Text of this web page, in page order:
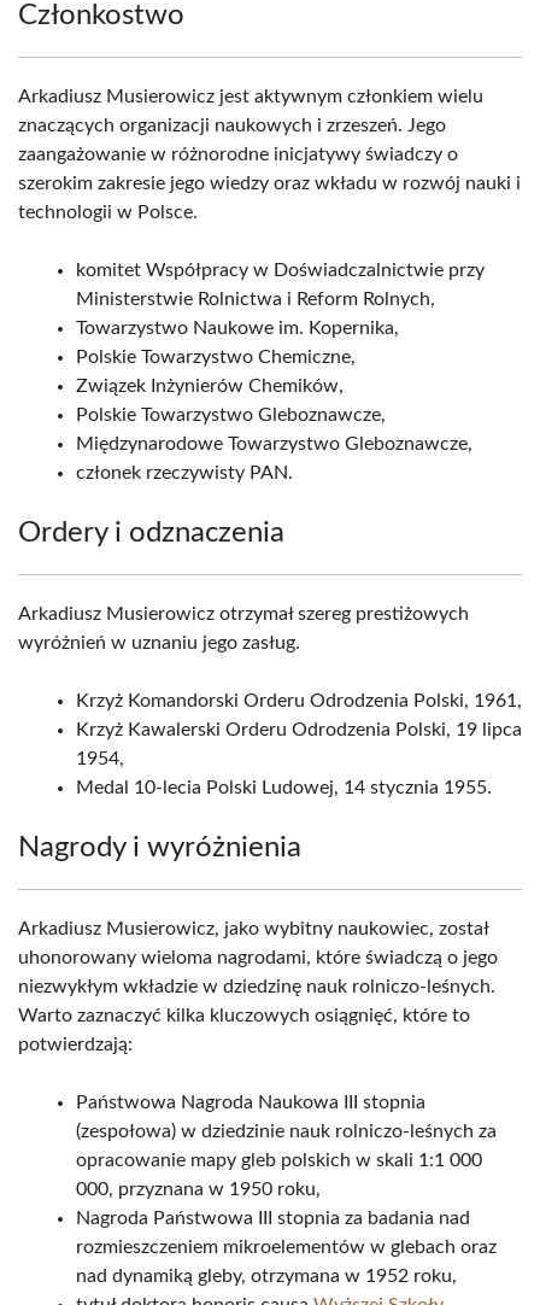
Członkostwo
Arkadiusz Musierowicz jest aktywnym członkiem wielu
znaczących organizacji naukowych i zrzeszeń. Jego
zaangażowanie w różnorodne inicjatywy świadczy o
szerokim zakresie jego wiedzy oraz wkładu w rozwój nauki i
technologii w Polsce.
komitet Współpracy w Doświadczalnictwie przy
Ministerstwie Rolnictwa i Reform Rolnych,
Towarzystwo Naukowe im. Kopernika,
Polskie Towarzystwo Chemiczne,
Związek Inżynierów Chemików,
Polskie Towarzystwo Gleboznawcze,
Międzynarodowe Towarzystwo Gleboznawcze,
członek rzeczywisty PAN.
Ordery i odznaczenia
Arkadiusz Musierowicz otrzymał szereg prestiżowych
wyróżnień w uznaniu jego zasług.
Krzyż Komandorski Orderu Odrodzenia Polski, 1961,
Krzyż Kawalerski Orderu Odrodzenia Polski, 19 lipca
1954,
Medal 10-lecia Polski Ludowej, 14 stycznia 1955.
Nagrody i wyróżnienia
Arkadiusz Musierowicz, jako wybitny naukowiec, został
uhonorowany wieloma nagrodami, które świadczą o jego
niezwykłym wkładzie w dziedzinę nauk rolniczo-leśnych.
Warto zaznaczyć kilka kluczowych osiągnięć, które to
potwierdzają:
Państwowa Nagroda Naukowa III stopnia
(zespołowa) w dziedzinie nauk rolniczo-leśnych za
opracowanie mapy gleb polskich w skali 1:1 000
000, przyznana w 1950 roku,
Nagroda Państwowa III stopnia za badania nad
rozmieszczeniem mikroelementów w glebach oraz
nad dynamiką gleby, otrzymana w 1952 roku,